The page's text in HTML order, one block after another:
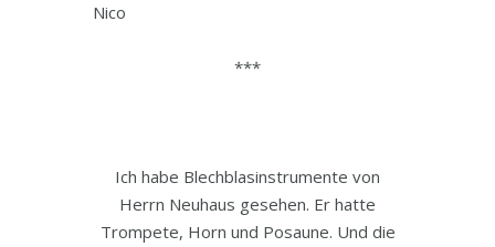
Nico
***
Ich habe Blechblasinstrumente von
Herrn Neuhaus gesehen. Er hatte
Trompete, Horn und Posaune. Und die